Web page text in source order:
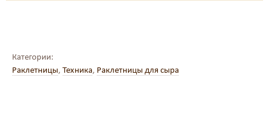
Категории:
Раклетницы, Техника, Раклетницы для сыра